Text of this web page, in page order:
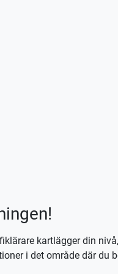
kartlägger din
i det område där du